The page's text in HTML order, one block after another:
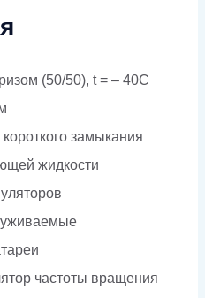
(50/50), t = – 40C
замыкания
жидкости
частоты вращения